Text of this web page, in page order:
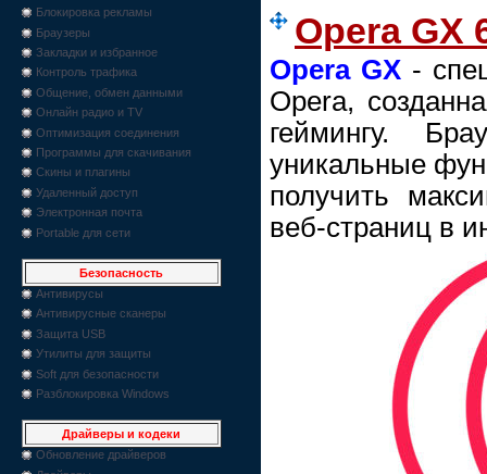
Блокировка рекламы
Браузеры
Закладки и избранное
Контроль трафика
Общение, обмен данными
Онлайн радио и TV
Оптимизация соединения
Программы для скачивания
Скины и плагины
Удаленный доступ
Электронная почта
Portable для сети
Безопасность
Антивирусы
Антивирусные сканеры
Защита USB
Утилиты для защиты
Soft для безопасности
Разблокировка Windows
Драйверы и кодеки
Обновление драйверов
Opera GX
Opera GX -
Opera,
геймингу.
уникальные
получить
веб-страниц в